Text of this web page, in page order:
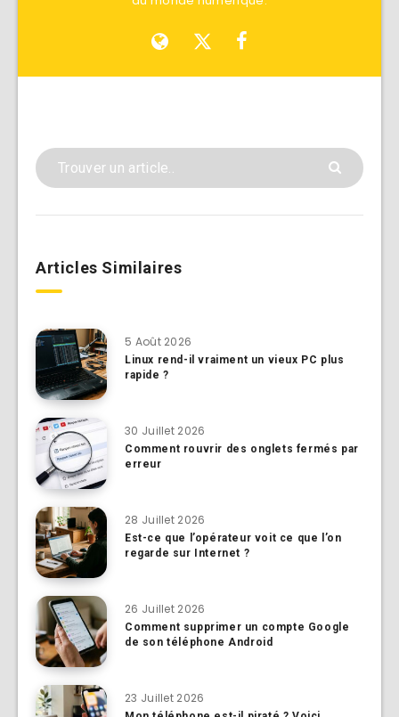
Articles Similaires
5 Août 2026
Linux rend-il vraiment un vieux PC plus
rapide ?
30 Juillet 2026
Comment rouvrir des onglets fermés par
erreur
28 Juillet 2026
Est-ce que l’opérateur voit ce que l’on
regarde sur Internet ?
26 Juillet 2026
Comment supprimer un compte Google
de son téléphone Android
23 Juillet 2026